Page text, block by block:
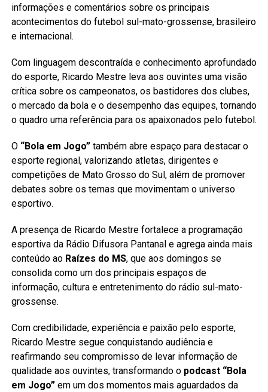
informações e comentários sobre os principais
acontecimentos do futebol sul-mato-grossense, brasileiro
e internacional.
Com linguagem descontraída e conhecimento aprofundado
do esporte, Ricardo Mestre leva aos ouvintes uma visão
crítica sobre os campeonatos, os bastidores dos clubes,
o mercado da bola e o desempenho das equipes, tornando
o quadro uma referência para os apaixonados pelo futebol.
O “Bola em Jogo”também abre espaço para destacar o
esporte regional, valorizando atletas, dirigentes e
competições de Mato Grosso do Sul, além de promover
debates sobre os temas que movimentam o universo
esportivo.
A presença de Ricardo Mestre fortalece a programação
esportiva da Rádio Difusora Pantanal e agrega ainda mais
conteúdo ao Raízes do MS, que aos domingos se
consolida como um dos principais espaços de
informação, cultura e entretenimento do rádio sul-mato-
grossense.
Com credibilidade, experiência e paixão pelo esporte,
Ricardo Mestre segue conquistando audiência e
reafirmando seu compromisso de levar informação de
qualidade aos ouvintes, transformando o podcast “Bola
em Jogo”em um dos momentos mais aguardados da